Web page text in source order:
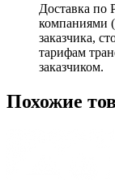
Доставка по
компаниями
заказчика,
тарифам
заказчиком.
Похожие